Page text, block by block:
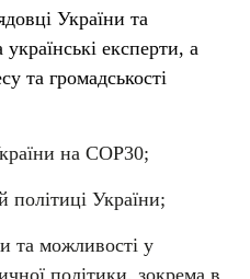
України та
експерти, а
та громадськості
на СОР30;
політиці України;
та можливості у
політики, зокрема в